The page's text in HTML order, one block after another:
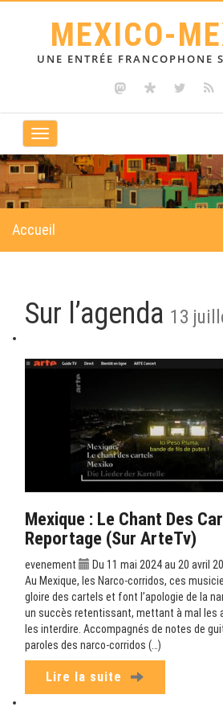
MEXICO-
UNE ENTRÉE FRANCOPHONE
Toggle
navigation
Accueil
Sur l’agenda 13
Mexique : Le Chant Des
Reportage (sur ArteTv)
evenement
Du 11 mai 2024 au 20 avril
Au Mexique, les Narco-corridos, ces
gloire des cartels et font l’apologie de la
un succès retentissant, mettant à mal les
les interdire. Accompagnés de notes de
paroles des narco-corridos (…)
Lire la suite